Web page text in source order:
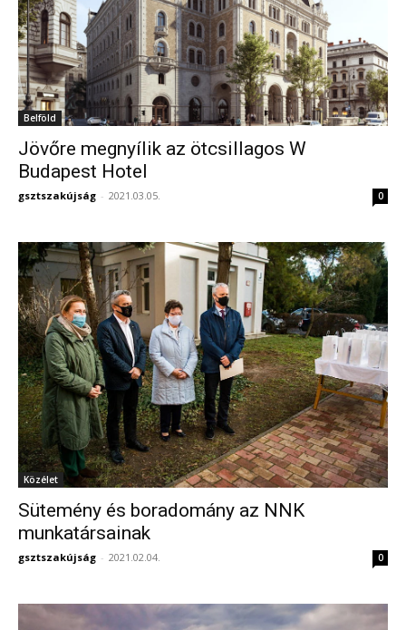
Belföld
Jövőre megnyílik az ötcsillagos W
Budapest Hotel
gsztszakújság - 2021.03.05. 0
Közélet
Sütemény és boradomány az NNK
munkatársainak
gsztszakújság - 2021.02.04. 0